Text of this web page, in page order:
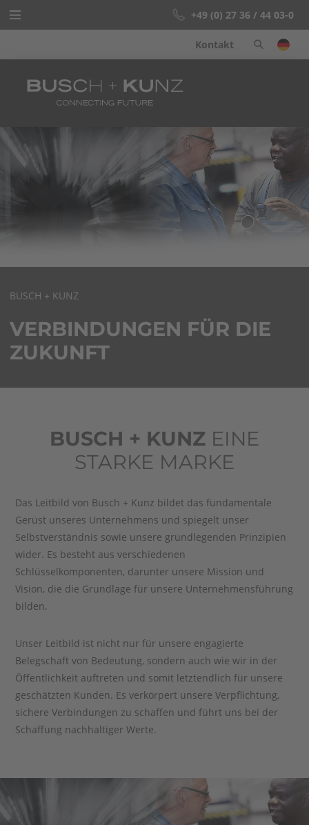
Schweissfittings
Unternehmen
+49 (0) 27 36 / 44 03-0
Kontakt
BUSCH + KUNZ
VERBINDUNGEN FÜR DIE
ZUKUNFT
BUSCH + KUNZ EINE
STARKE MARKE
Das Leitbild von Busch + Kunz bildet das fundamentale
Gerüst unseres Unternehmens und spiegelt unser
Selbstverständnis sowie unsere grundlegenden Prinzipien
wider. Es besteht aus verschiedenen
Schlüsselkomponenten, darunter unsere Mission und
Vision, die die Grundlage für unsere Unternehmensführung
bilden.
Unser Leitbild ist nicht nur für unsere engagierte
Belegschaft von Bedeutung, sondern auch wie wir in der
Öffentlichkeit auftreten und somit letztendlich für unsere
geschätzten Kunden. Es verkörpert unsere Verpflichtung,
sichere Verbindungen zu schaffen und führt uns bei der
Schaffung nachhaltiger Werte.